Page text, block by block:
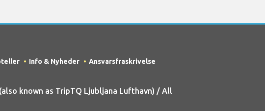
Info & Nyheder
Ansvarsfraskrivelse
known as TripTQ Ljubljana Lufthavn) / All